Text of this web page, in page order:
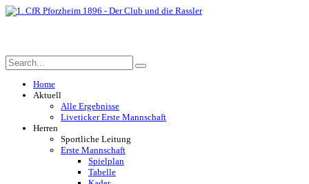
Home
Aktuell
Alle Ergebnisse
Liveticker Erste Mannschaft
Herren
Sportliche Leitung
Erste Mannschaft
Spielplan
Tabelle